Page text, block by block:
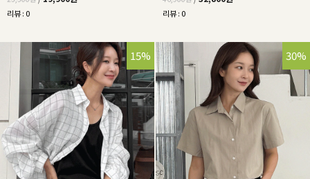
리뷰 : 0 리뷰 : 0
15% 30%